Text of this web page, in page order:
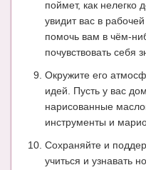
поймет, как нелегко
увидит вас в
помочь вам в чём-
почувствовать себя
Окружите его
идей. Пусть у вас
нарисованные
инструменты и
Сохраняйте и
учиться и узнавать